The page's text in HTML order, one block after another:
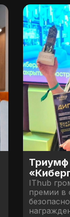
Триумф
IThub
премии в